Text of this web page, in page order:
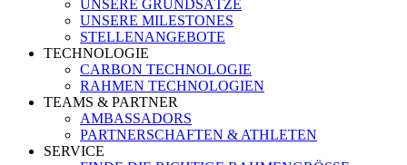
UNSERE GRUNDSÄTZE
UNSERE MILESTONES
STELLENANGEBOTE
TECHNOLOGIE
CARBON TECHNOLOGIE
RAHMEN TECHNOLOGIEN
TEAMS & PARTNER
AMBASSADORS
PARTNERSCHAFTEN & ATHLETEN
SERVICE